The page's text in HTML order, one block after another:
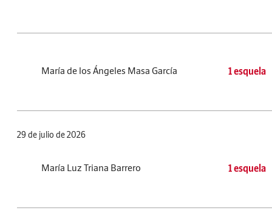
María de los Ángeles Masa García 1 esquela
29 de julio de 2026
María Luz Triana Barrero 1 esquela